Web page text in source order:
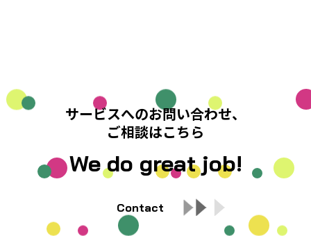
サービスへのお問い合わせ、
ご相談はこちら
We do great job!
Contact